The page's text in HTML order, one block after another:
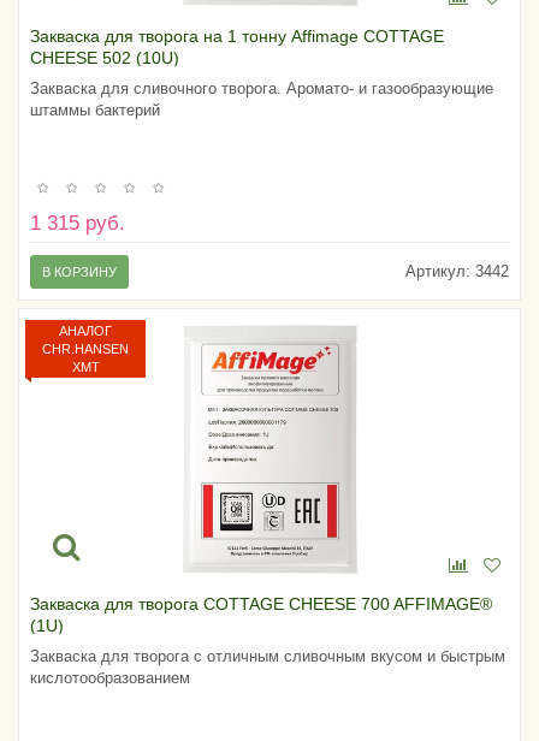
Закваска для творога на 1 тонну Affimage COTTAGE
CHEESE 502 (10U)
Закваска для сливочного творога. Аромато- и газообразующие
штаммы бактерий
1 315 руб.
Артикул: 3442
В КОРЗИНУ
АНАЛОГ
CHR.HANSEN
XMT
Закваска для творога COTTAGE CHEESE 700 AFFIMAGE®
(1U)
Закваска для творога c отличным сливочным вкусом и быстрым
кислотообразованием